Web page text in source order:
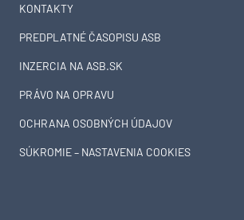
KONTAKTY
PREDPLATNÉ ČASOPISU ASB
INZERCIA NA ASB.SK
PRÁVO NA OPRAVU
OCHRANA OSOBNÝCH ÚDAJOV
SÚKROMIE – NASTAVENIA COOKIES